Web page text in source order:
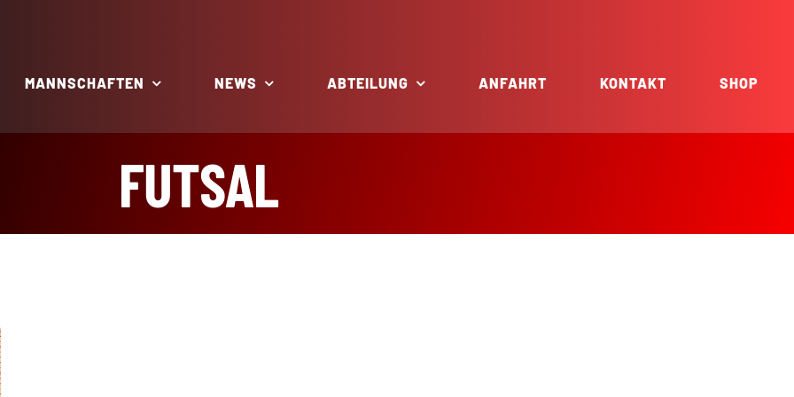
MANNSCHAFTEN NEWS ABTEILUNG ANFAHRT KONTAKT SHOP
FUTSAL